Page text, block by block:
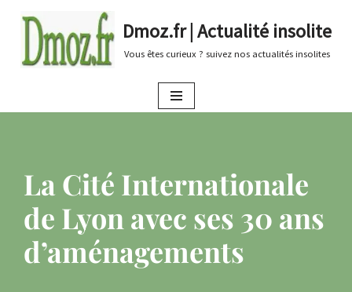
au
Dmoz.fr | Actualité insolite
Vous êtes curieux ? suivez nos actualités insolites
La Cité Internationale
de Lyon avec ses 30 ans
d’aménagements